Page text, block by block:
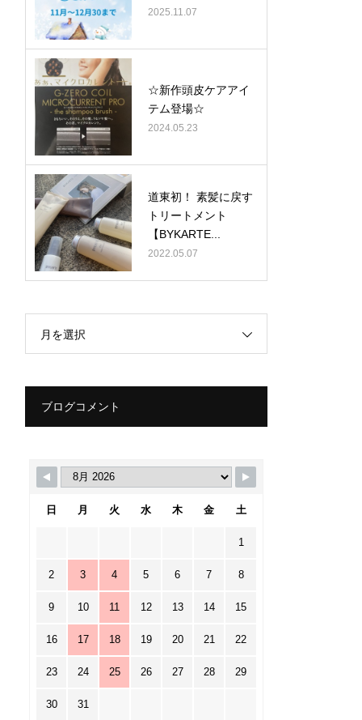
2025.11.07
☆新作頭皮ケアアイ
テム登場☆
2024.05.23
道東初！ 素髪に戻す
トリートメント
【BYKARTE...
2022.05.07
月を選択
ブログコメント
日 月 火 水 木 金 土
1
2 3 4 5 6 7 8
9 10 11 12 13 14 15
16 17 18 19 20 21 22
23 24 25 26 27 28 29
30 31